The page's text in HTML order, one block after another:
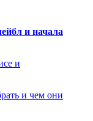
и начала
и
и чем они